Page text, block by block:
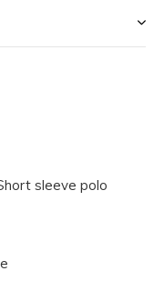
sleeve polo